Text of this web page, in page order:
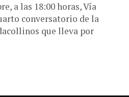
a las 18:00 horas, Vía
conversatorio de la
que lleva por